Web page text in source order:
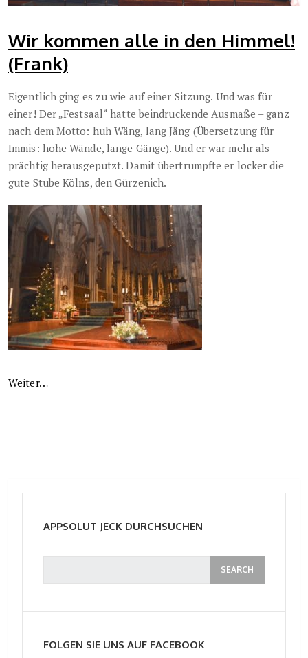
Wir kommen alle in den Himmel!
(Frank)
Eigentlich ging es zu wie auf einer Sitzung. Und was für
einer! Der „Festsaal“ hatte beindruckende Ausmaße – ganz
nach dem Motto: huh Wäng, lang Jäng (Übersetzung für
Immis: hohe Wände, lange Gänge). Und er war mehr als
prächtig herausgeputzt. Damit übertrumpfte er locker die
gute Stube Kölns, den Gürzenich.
Weiter…
APPSOLUT JECK DURCHSUCHEN
FOLGEN SIE UNS AUF FACEBOOK